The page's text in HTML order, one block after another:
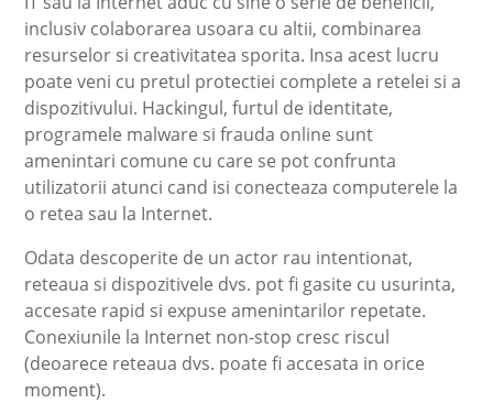
inclusiv colaborarea usoara cu altii, combinarea
resurselor si creativitatea sporita. Insa acest lucru
poate veni cu pretul protectiei complete a retelei si a
dispozitivului. Hackingul, furtul de identitate,
programele malware si frauda online sunt
amenintari comune cu care se pot confrunta
utilizatorii atunci cand isi conecteaza computerele la
o retea sau la Internet.
Odata descoperite de un actor rau intentionat,
reteaua si dispozitivele dvs. pot fi gasite cu usurinta,
accesate rapid si expuse amenintarilor repetate.
Conexiunile la Internet non-stop cresc riscul
(deoarece reteaua dvs. poate fi accesata in orice
moment).